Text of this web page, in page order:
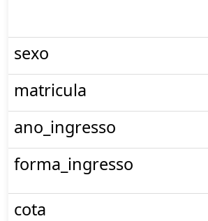
sexo
matricula
ano_ingresso
forma_ingresso
cota